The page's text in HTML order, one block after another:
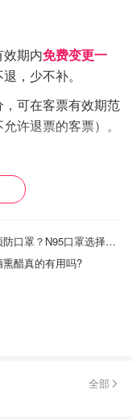
期内免费变更一
，少不补。
可在客票有效期范
许退票的客票）。
。
新型冠状病毒肺炎阴影下，怎么选择预防口罩？N95口罩选择，佩戴一贴详解。
醋真的有用吗?
全部